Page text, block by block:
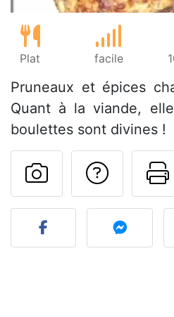
Plat facile
Pruneaux et épices
Quant à la viande,
boulettes sont divines !
Publier